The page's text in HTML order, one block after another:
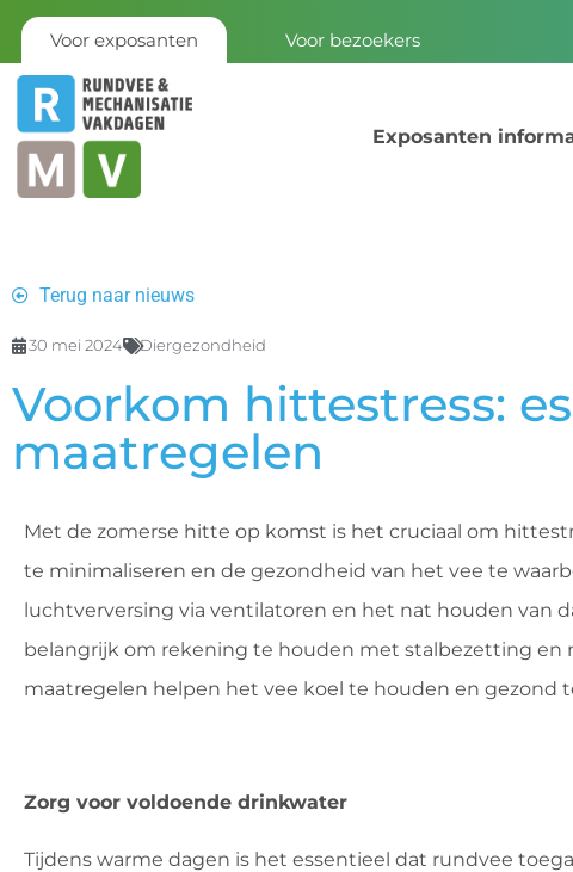
Voor exposanten Voor bezoekers
Exposanten
Terug naar nieuws
30 mei 2024 Diergezondheid
Voorkom hittestress:
maatregelen
Met de zomerse hitte op komst is het cruciaal om
te minimaliseren en de gezondheid van het vee te
luchtverversing via ventilatoren en het nat houden van
belangrijk om rekening te houden met stalbezetting en
maatregelen helpen het vee koel te houden en gezond
Zorg voor voldoende drinkwater
Tijdens warme dagen is het essentieel dat rundvee